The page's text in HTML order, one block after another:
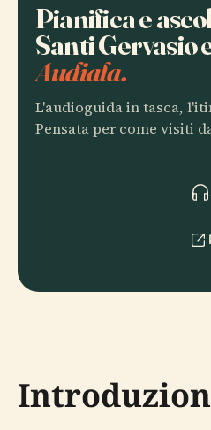
Pianifica e
Santi Gervasio
Audiala.
L'audioguida in tasca,
Pensata per come visiti